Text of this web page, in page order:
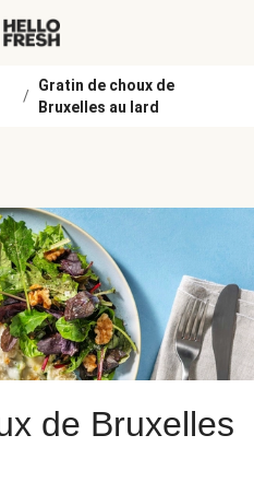
/
Gratin de choux de
Bruxelles au lard
de Bruxelles